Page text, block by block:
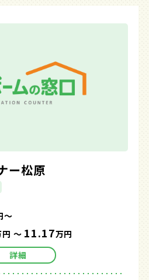
ー松原
～
円 ～ 11.17万円
詳細